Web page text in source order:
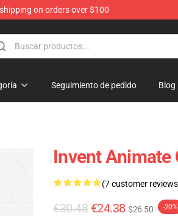
shipping on orders over $100
Seguimiento de pedido Blog
Invent Animate
(7 customer
€30.48 €24.38 $26.50 -20%